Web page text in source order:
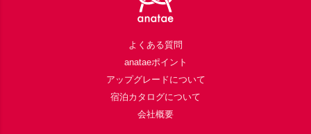
よくある質問
anataeポイント
アップグレードについて
宿泊カタログについて
会社概要